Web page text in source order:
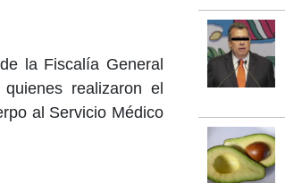
la Fiscalía General
realizaron el
al Servicio Médico